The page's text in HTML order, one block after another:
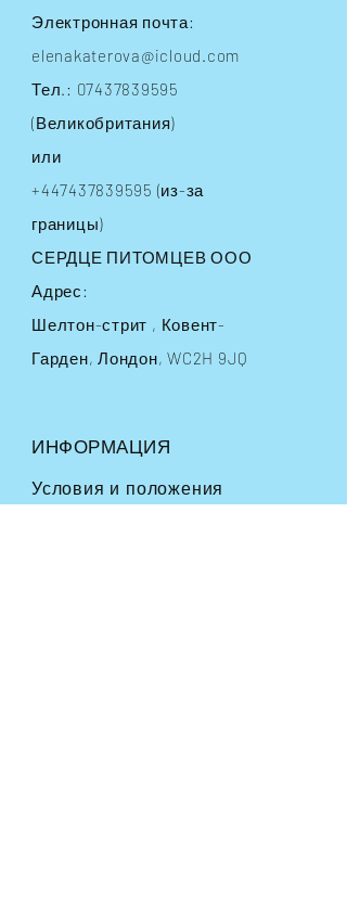
Электронная почта:
elenakaterova@icloud.com
Тел.: 07437839595
(Великобритания)
или
+447437839595 (из-за
границы)
СЕРДЦЕ ПИТОМЦЕВ ООО
Адрес:
Шелтон-стрит , Ковент-
Гарден, Лондон, WC2H 9JQ
ИНФОРМАЦИЯ
Условия и положения